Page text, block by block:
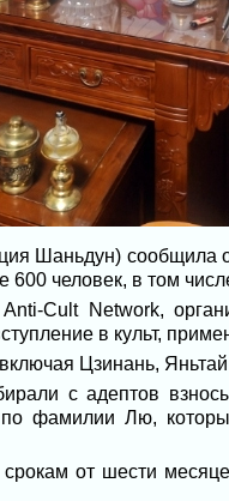
Шаньдун) сообщила
человек, в том
Cult Network,
в культ,
Цзинань,
с адептов
фамилии Лю,
срокам от шести